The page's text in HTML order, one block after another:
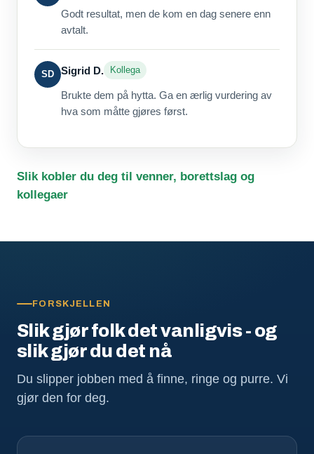
Godt resultat, men de kom en dag senere enn
avtalt.
SD Sigrid D. Kollega
Brukte dem på hytta. Ga en ærlig vurdering av
hva som måtte gjøres først.
Slik kobler du deg til venner, borettslag og
kollegaer
FORSKJELLEN
Slik gjør folk det vanligvis - og
slik gjør du det nå
Du slipper jobben med å finne, ringe og purre. Vi
gjør den for deg.